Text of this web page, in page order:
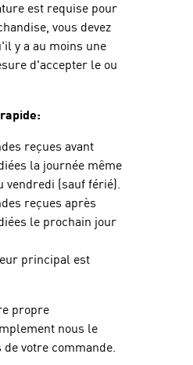
est requise pour
vous devez
y a au moins une
d'accepter le ou
reçues avant
la journée même
vendredi (sauf férié).
reçues après
le prochain jour
principal est
propre
nous le
votre commande.